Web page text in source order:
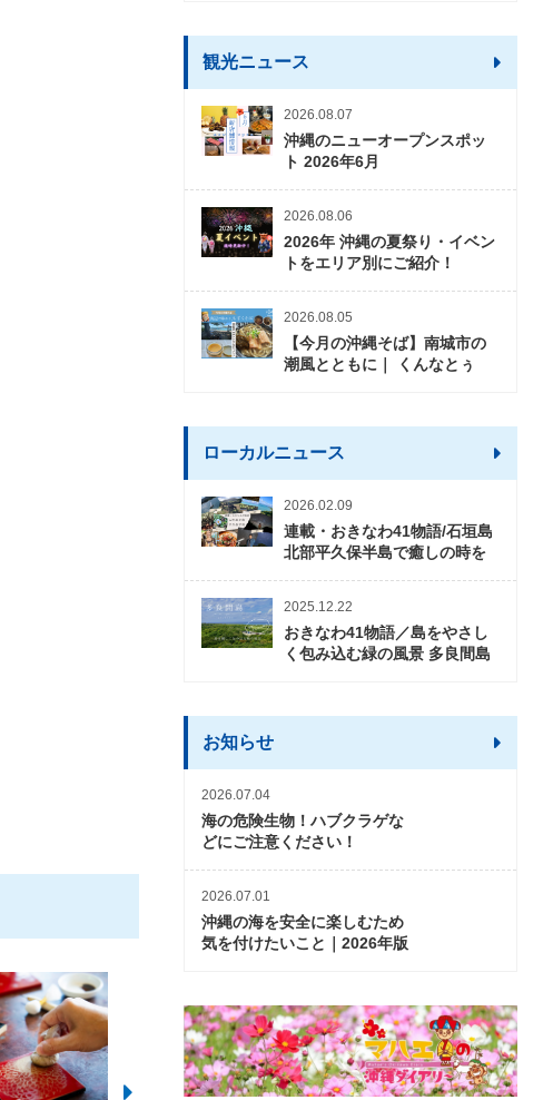
観光ニュース
2026.08.07
沖縄のニューオープンスポッ
ト 2026年6月
2026.08.06
2026年 沖縄の夏祭り・イベン
トをエリア別にご紹介！
2026.08.05
【今月の沖縄そば】南城市の
潮風とともに｜ くんなとぅ
ローカルニュース
2026.02.09
連載・おきなわ41物語/石垣島
北部平久保半島で癒しの時を
2025.12.22
おきなわ41物語／島をやさし
く包み込む緑の風景 多良間島
お知らせ
2026.07.04
海の危険生物！ハブクラゲな
どにご注意ください！
2026.07.01
沖縄の海を安全に楽しむため
気を付けたいこと｜2026年版